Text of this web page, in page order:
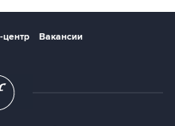
центр
Вакансии